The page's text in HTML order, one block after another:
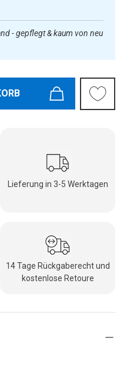
- gepflegt & kaum von neu
Lieferung in 3-5 Werktagen
14 Tage Rückgaberecht und
kostenlose Retoure